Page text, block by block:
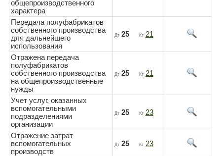
общепроизводственного
характера
Передача полуфабрикатов
собственного производства
для дальнейшего
использования
Дт 25 Кт 21
Отражена передача
полуфабрикатов
собственного производства
на общепроизводственные
нужды
Дт 25 Кт 21
Учет услуг, оказанных
вспомогательными
подразделениями
организации
Дт 25 Кт 23
Отражение затрат
вспомогательных
производств
Дт 25 Кт 23